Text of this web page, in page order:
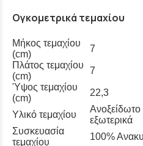
Ογκομετρικά τεμαχίου
Μήκος τεμαχίου
(cm)
7
Πλάτος τεμαχίου
(cm)
7
Ύψος τεμαχίου
(cm)
22,3
Υλικό τεμαχίου
Ανοξείδωτο
εξωτερικά
Συσκευασία
τεμαχίου
100%